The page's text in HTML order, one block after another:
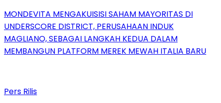
MONDEVITA MENGAKUISISI SAHAM MAYORITAS DI
UNDERSCORE DISTRICT, PERUSAHAAN INDUK
MAGLIANO, SEBAGAI LANGKAH KEDUA DALAM
MEMBANGUN PLATFORM MEREK MEWAH ITALIA BARU
Pers Rilis